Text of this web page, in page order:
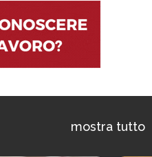
mostra tutto